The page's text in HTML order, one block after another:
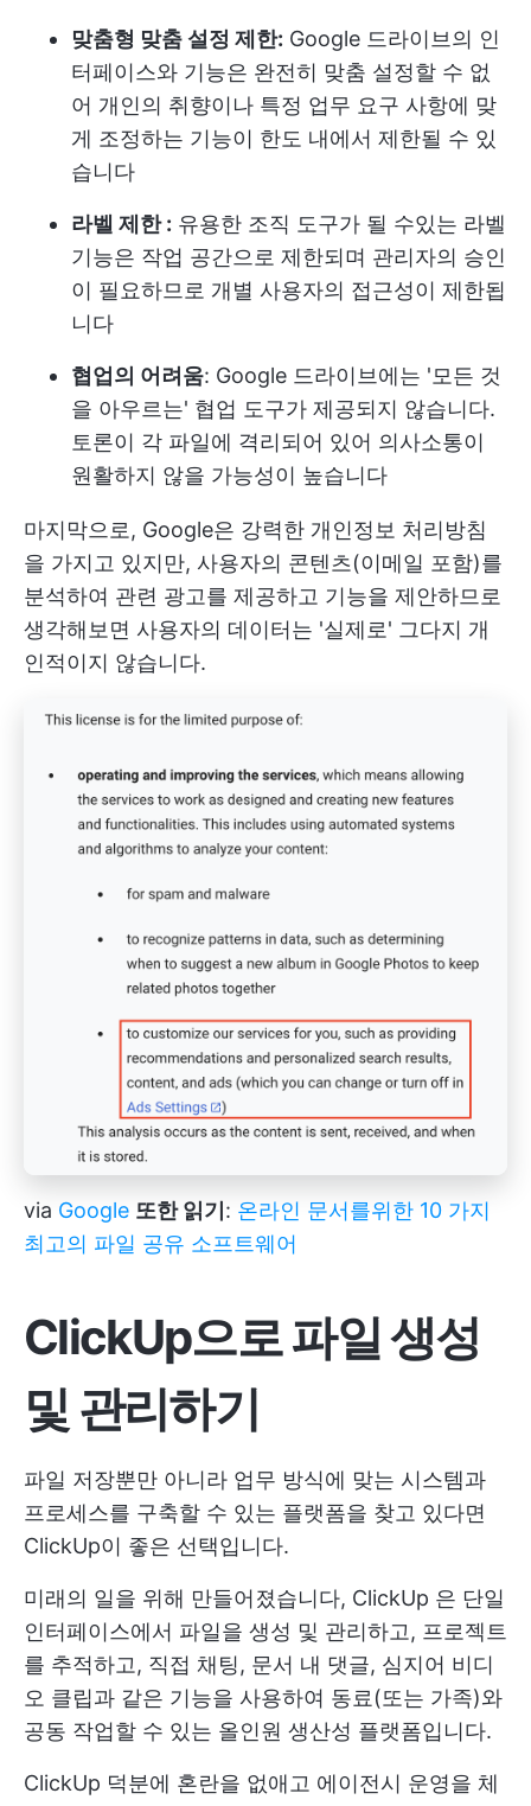
맞춤형 맞춤 설정 제한: Google 드라이브의 인
터페이스와 기능은 완전히 맞춤 설정할 수 없
어 개인의 취향이나 특정 업무 요구 사항에 맞
게 조정하는 기능이 한도 내에서 제한될 수 있
습니다
라벨 제한 : 유용한 조직 도구가 될 수있는 라벨
기능은 작업 공간으로 제한되며 관리자의 승인
이 필요하므로 개별 사용자의 접근성이 제한됩
니다
협업의 어려움: Google 드라이브에는 '모든 것
을 아우르는' 협업 도구가 제공되지 않습니다.
토론이 각 파일에 격리되어 있어 의사소통이
원활하지 않을 가능성이 높습니다
마지막으로, Google은 강력한 개인정보 처리방침
을 가지고 있지만, 사용자의 콘텐츠(이메일 포함)를
분석하여 관련 광고를 제공하고 기능을 제안하므로
생각해보면 사용자의 데이터는 '실제로' 그다지 개
인적이지 않습니다.
via Google 또한 읽기: 온라인 문서를위한 10 가지
최고의 파일 공유 소프트웨어
ClickUp으로 파일 생성
및 관리하기
파일 저장뿐만 아니라 업무 방식에 맞는 시스템과
프로세스를 구축할 수 있는 플랫폼을 찾고 있다면
ClickUp이 좋은 선택입니다.
미래의 일을 위해 만들어졌습니다, ClickUp 은 단일
인터페이스에서 파일을 생성 및 관리하고, 프로젝트
를 추적하고, 직접 채팅, 문서 내 댓글, 심지어 비디
오 클립과 같은 기능을 사용하여 동료(또는 가족)와
공동 작업할 수 있는 올인원 생산성 플랫폼입니다.
ClickUp 덕분에 혼란을 없애고 에이전시 운영을 체